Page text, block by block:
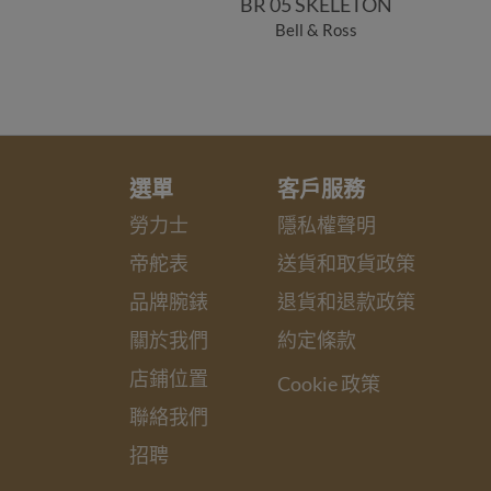
Bell & Ross
選單
勞力士
帝舵表
品牌腕錶
關於我們
店鋪位置
聯絡我們
招聘
客戶服務
隱私權聲明
送貨和取貨政策
退貨和退款政策
約定條款
Cookie 政策